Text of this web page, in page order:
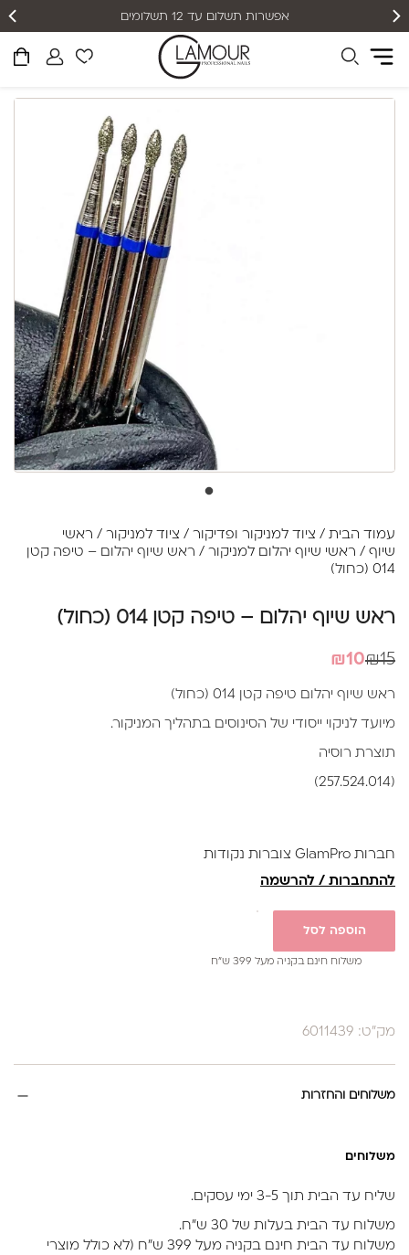
אפשרות תשלום עד 12 תשלומים
עמוד הבית / ציוד למניקור ופדיקור / ציוד למניקור / ראשי
שיוף / ראשי שיוף יהלום למניקור / ראש שיוף יהלום – טיפה קטן
014 (כחול)
ראש שיוף יהלום – טיפה קטן 014 (כחול)
₪15
המחיר
₪15.
₪10
המחיר
₪10.
ראש שיוף יהלום טיפה קטן 014 (כחול)
מיועד לניקוי ייסודי של הסינוסים בתהליך המניקור.
תוצרת רוסיה
(257.524.014)
חברות GlamPro צוברות נקודות
להתחברות / להרשמה
הוספה לסל
משלוח חינם בקניה מעל 399 ש”ח
מק"ט: 6011439
משלוחים והחזרות
משלוחים
שליח עד הבית תוך 3-5 ימי עסקים.
משלוח עד הבית בעלות של 30 ש״ח.
משלוח עד הבית חינם בקניה מעל 399 ש״ח (לא כולל מוצרי